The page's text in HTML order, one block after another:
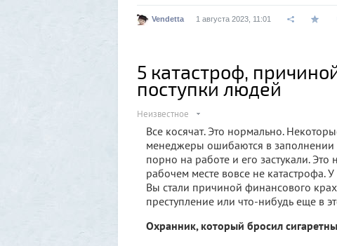
Vendetta 1 августа 2023, 11:01
5 катастроф,
поступки людей
Неизвестное
Все косячат. Это нормально.
менеджеры ошибаются в заполнении
порно на работе и его застукали.
рабочем месте вовсе не катастрофа.
Вы стали причиной финансового
преступление или что-нибудь еще в
Охранник, который бросил